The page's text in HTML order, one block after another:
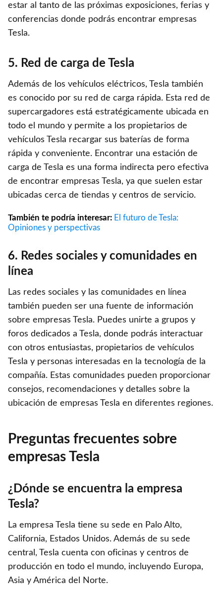
estar al tanto de las próximas exposiciones, ferias y
conferencias donde podrás encontrar empresas
Tesla.
5. Red de carga de Tesla
Además de los vehículos eléctricos, Tesla también
es conocido por su red de carga rápida. Esta red de
supercargadores está estratégicamente ubicada en
todo el mundo y permite a los propietarios de
vehículos Tesla recargar sus baterías de forma
rápida y conveniente. Encontrar una estación de
carga de Tesla es una forma indirecta pero efectiva
de encontrar empresas Tesla, ya que suelen estar
ubicadas cerca de tiendas y centros de servicio.
También te podría interesar: El futuro de Tesla:
Opiniones y perspectivas
6. Redes sociales y comunidades en
línea
Las redes sociales y las comunidades en línea
también pueden ser una fuente de información
sobre empresas Tesla. Puedes unirte a grupos y
foros dedicados a Tesla, donde podrás interactuar
con otros entusiastas, propietarios de vehículos
Tesla y personas interesadas en la tecnología de la
compañía. Estas comunidades pueden proporcionar
consejos, recomendaciones y detalles sobre la
ubicación de empresas Tesla en diferentes regiones.
Preguntas frecuentes sobre
empresas Tesla
¿Dónde se encuentra la empresa
Tesla?
La empresa Tesla tiene su sede en Palo Alto,
California, Estados Unidos. Además de su sede
central, Tesla cuenta con oficinas y centros de
producción en todo el mundo, incluyendo Europa,
Asia y América del Norte.